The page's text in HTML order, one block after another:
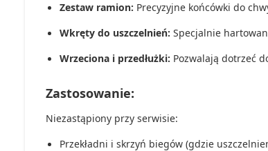
Zestaw ramion: Precyzyjne końcówki do
Wkręty do uszczelnień: Specjalnie
Wrzeciona i przedłużki: Pozwalają dotrzeć
Zastosowanie:
Niezastąpiony przy serwisie:
Przekładni i skrzyń biegów (gdzie